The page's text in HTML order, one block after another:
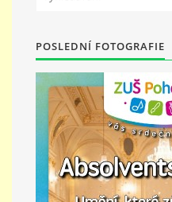
KONTAKTY
PŘÍMĚSTSKÝ TÁBOR
MISS VÝTVARNÝ MODEL
ZAMĚSTNÁNÍ
POSLEDNÍ FOTOGRAFIE